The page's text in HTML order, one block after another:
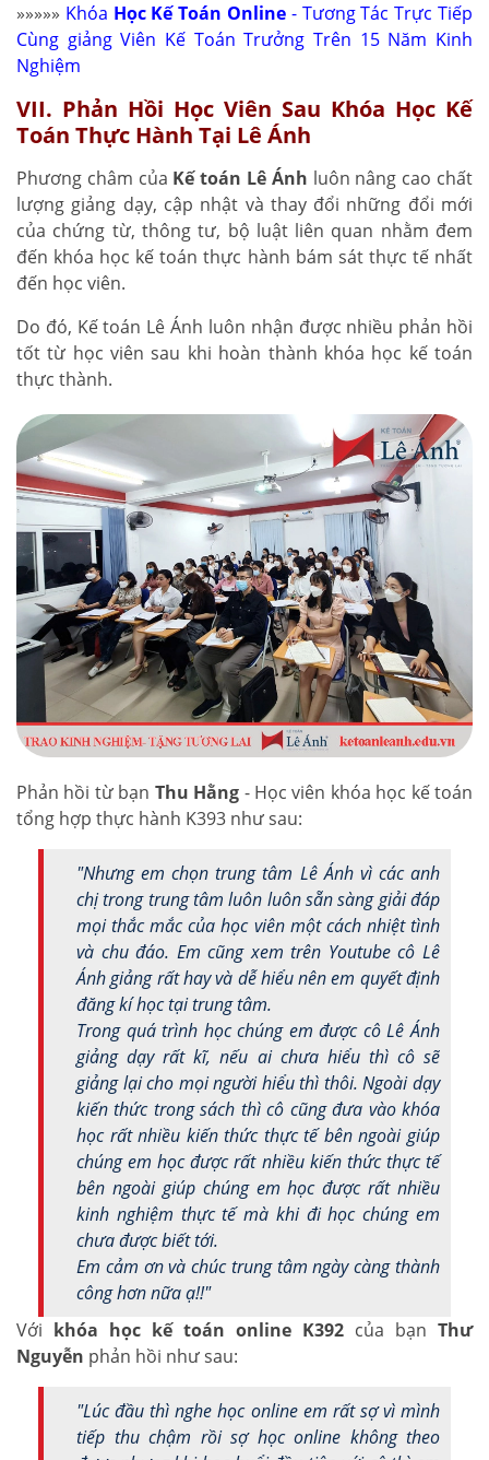
»»»»» Khóa Học Kế Toán Online - Tương Tác Trực Tiếp
Cùng giảng Viên Kế Toán Trưởng Trên 15 Năm Kinh
Nghiệm
VII. Phản Hồi Học Viên Sau Khóa Học Kế
Toán Thực Hành Tại Lê Ánh
Phương châm của Kế toán Lê Ánh luôn nâng cao chất
lượng giảng dạy, cập nhật và thay đổi những đổi mới
của chứng từ, thông tư, bộ luật liên quan nhằm đem
đến khóa học kế toán thực hành bám sát thực tế nhất
đến học viên.
Do đó, Kế toán Lê Ánh luôn nhận được nhiều phản hồi
tốt từ học viên sau khi hoàn thành khóa học kế toán
thực thành.
Phản hồi từ bạn Thu Hằng - Học viên khóa học kế toán
tổng hợp thực hành K393 như sau:
"Nhưng em chọn trung tâm Lê Ánh vì các anh
chị trong trung tâm luôn luôn sẵn sàng giải đáp
mọi thắc mắc của học viên một cách nhiệt tình
và chu đáo. Em cũng xem trên Youtube cô Lê
Ánh giảng rất hay và dễ hiểu nên em quyết định
đăng kí học tại trung tâm.
Trong quá trình học chúng em được cô Lê Ánh
giảng dạy rất kĩ, nếu ai chưa hiểu thì cô sẽ
giảng lại cho mọi người hiểu thì thôi. Ngoài dạy
kiến thức trong sách thì cô cũng đưa vào khóa
học rất nhiều kiến thức thực tế bên ngoài giúp
chúng em học được rất nhiều kiến thức thực tế
bên ngoài giúp chúng em học được rất nhiều
kinh nghiệm thực tế mà khi đi học chúng em
chưa được biết tới.
Em cảm ơn và chúc trung tâm ngày càng thành
công hơn nữa ạ!!"
Với khóa học kế toán online K392 của bạn Thư
Nguyễn phản hồi như sau:
"Lúc đầu thì nghe học online em rất sợ vì mình
tiếp thu chậm rồi sợ học online không theo